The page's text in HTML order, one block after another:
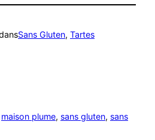
Sans Gluten, Tartes
maison plume, sans gluten, sans